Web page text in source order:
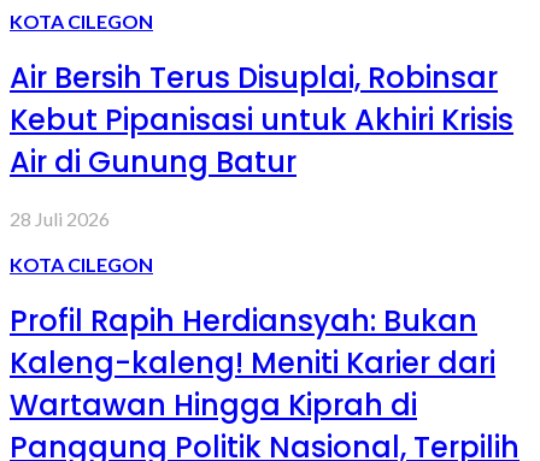
KOTA CILEGON
Air Bersih Terus Disuplai, Robinsar
Kebut Pipanisasi untuk Akhiri Krisis
Air di Gunung Batur
28 Juli 2026
KOTA CILEGON
Profil Rapih Herdiansyah: Bukan
Kaleng-kaleng! Meniti Karier dari
Wartawan Hingga Kiprah di
Panggung Politik Nasional, Terpilih